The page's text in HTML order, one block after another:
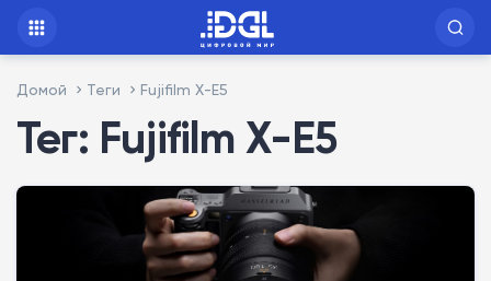
Домой Теги Fujifilm X-E5
Тег: Fujifilm X-E5